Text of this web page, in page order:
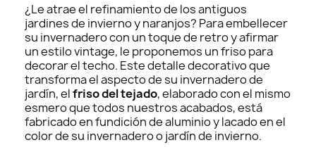
¿Le atrae el refinamiento de los antiguos
jardines de invierno y naranjos? Para embellecer
su invernadero con un toque de retro y afirmar
un estilo vintage, le proponemos un friso para
decorar el techo. Este detalle decorativo que
transforma el aspecto de su invernadero de
jardín, elfriso del tejado, elaborado con el mismo
esmero que todos nuestros acabados, está
fabricado en fundición de aluminio y lacado en el
color de su invernadero o jardín de invierno.